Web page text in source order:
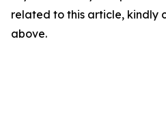
related to this article, kindly
above.